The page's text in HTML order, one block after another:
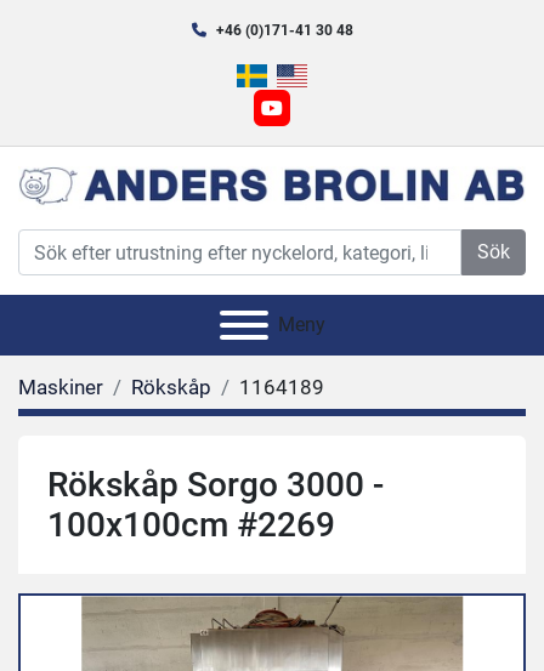
+46 (0)171-41 30 48
youtube
Sök
Meny
Maskiner Rökskåp 1164189
Rökskåp Sorgo 3000 -
100x100cm #2269